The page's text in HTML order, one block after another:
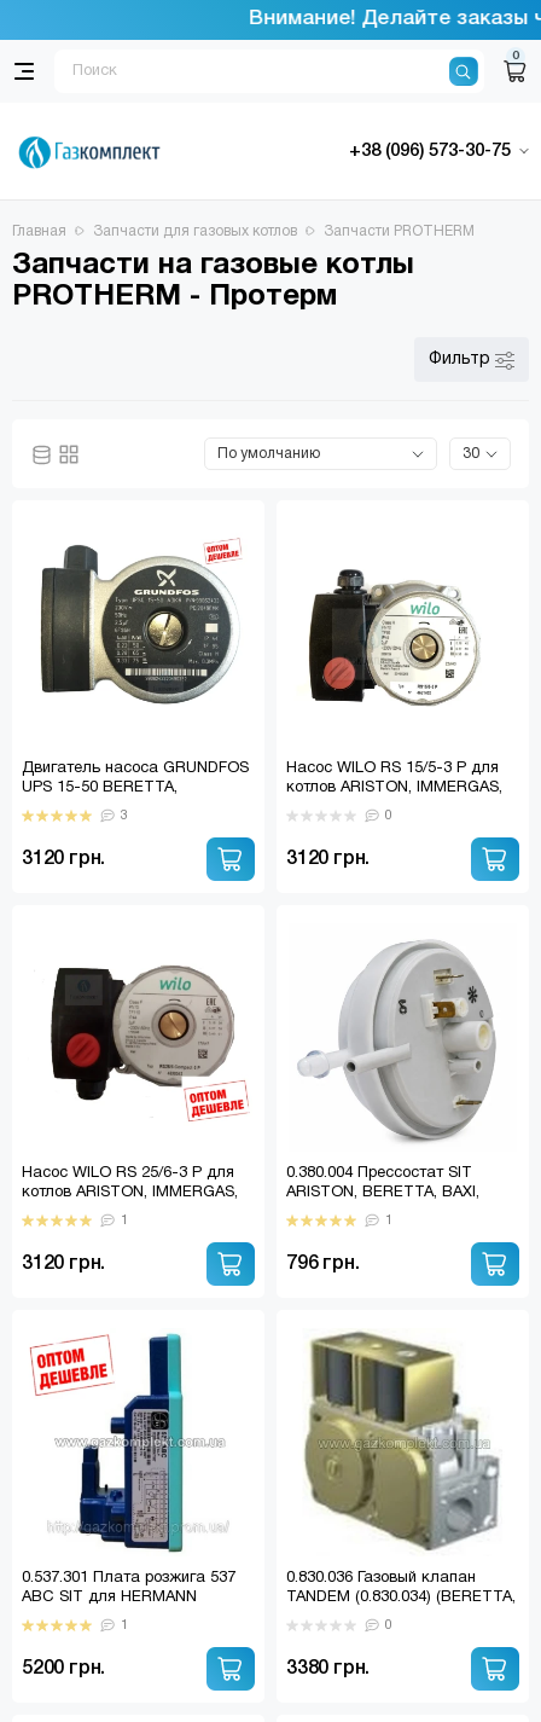
Внимание! Делайте заказы
0
+38 (096) 573-30-75
Главная Запчасти для газовых котлов Запчасти PROTHERM
Запчасти на газовые котлы
PROTHERM - Протерм
Фильтр
Двигатель насоса GRUNDFOS
UPS 15-50 BERETTA,
HERMANN, IMMERGAS,
FERROLI, BAXI, WESTEN,
3
3120 грн.
Насос WILO RS 15/5-3 P для
котлов ARISTON, IMMERGAS,
FERROLI, TERMET, VAILLANT и
0
3120 грн.
Насос WILO RS 25/6-3 P для
котлов ARISTON, IMMERGAS,
FERROLI, TERMET, VAILLANT и
другие
1
3120 грн.
0.380.004 Прессостат SIT
ARISTON, BERETTA, BAXI,
HERMANN, IMMERGAS,
FERROLI и др. (0.380.033)
1
796 грн.
0.537.301 Плата розжига 537
ABC SIT для HERMANN
Habitat, Supermicra,
Supermaster (52002490),
(0020023214)
1
5200 грн.
0.830.036 Газовый клапан
TANDEM (0.830.034) (BERETTA,
PROTHERM, VIESSMANN)
0
3380 грн.